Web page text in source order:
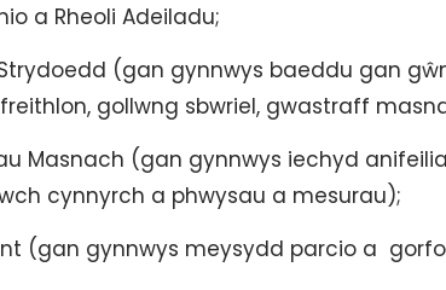
a Rheoli Adeiladu;
(gan gynnwys baeddu gan
gollwng sbwriel, gwastraff
Masnach (gan gynnwys iechyd
cynnyrch a phwysau a mesurau);
(gan gynnwys meysydd parcio a